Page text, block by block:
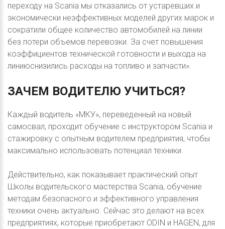
переходу на Scania мы отказались от устаревших и
экономически неэффективных моделей других марок и
сократили общее количество автомобилей на линии
без потери объемов перевозки. За счет повышения
коэффициентов технической готовности и выхода на
линиюснизились расходы на топливо и запчасти».
ЗАЧЕМ ВОДИТЕЛЮ УЧИТЬСЯ?
Каждый водитель «МКУ», переведенный на новый
самосвал, проходит обучение с инструктором Scania и
стажировку с опытным водителем предприятия, чтобы
максимально использовать потенциал техники.
Действительно, как показывает практический опыт
Школы водительского мастерства Scania, обучение
методам безопасного и эффективного управления
техники очень актуально. Сейчас это делают на всех
предприятиях, которые приобретают ODIN и HAGEN, для